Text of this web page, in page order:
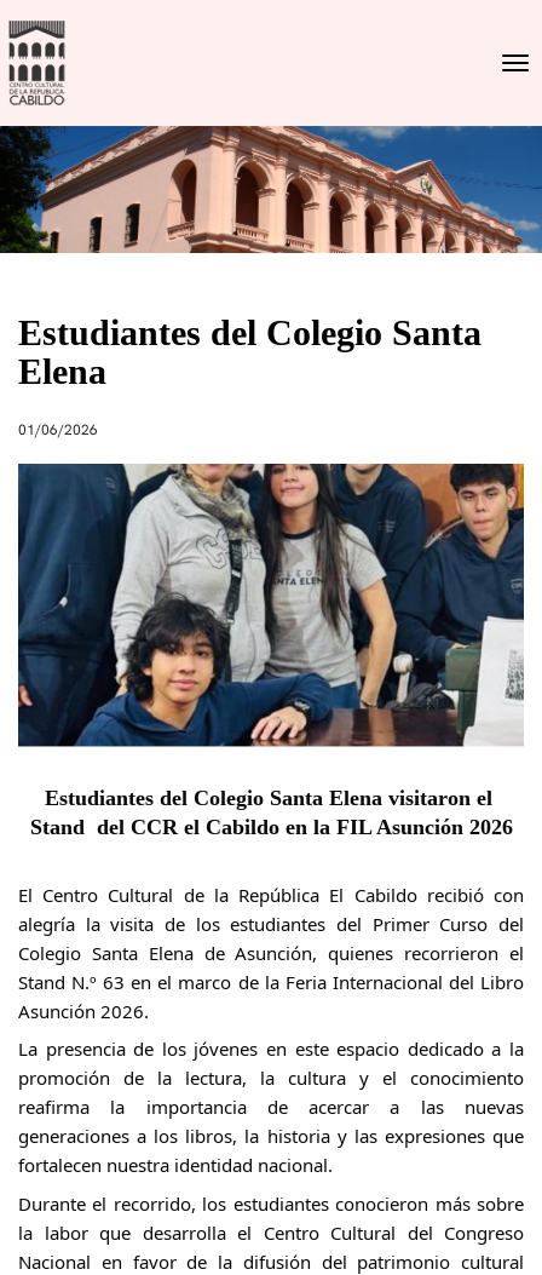
Estudiantes del Colegio Santa
Elena
01/06/2026
Estudiantes del Colegio Santa Elena visitaron el
Stand  del CCR el Cabildo en la FIL Asunción 2026
El Centro Cultural de la República El Cabildo recibió con
alegría la visita de los estudiantes del Primer Curso del
Colegio Santa Elena de Asunción, quienes recorrieron el
Stand N.º 63 en el marco de la Feria Internacional del Libro
Asunción 2026.
La presencia de los jóvenes en este espacio dedicado a la
promoción de la lectura, la cultura y el conocimiento
reafirma la importancia de acercar a las nuevas
generaciones a los libros, la historia y las expresiones que
fortalecen nuestra identidad nacional.
Durante el recorrido, los estudiantes conocieron más sobre
la labor que desarrolla el Centro Cultural del Congreso
Nacional en favor de la difusión del patrimonio cultural